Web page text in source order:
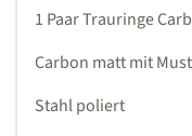
1 Paar Trauringe
Carbon matt mit
Stahl poliert